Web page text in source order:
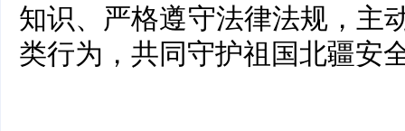
知识、严格遵守法律法规，主
类行为，共同守护祖国北疆安